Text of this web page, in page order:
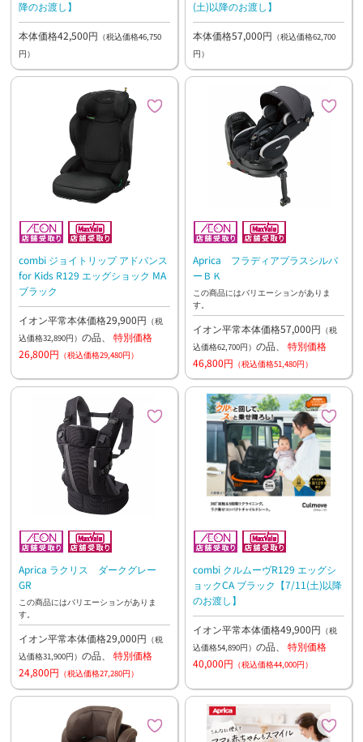
降のお渡し】
本体価格42,500円 （税込価格46,750
円）
(土)以降のお渡し】
本体価格57,000円 （税込価格62,700
円）
combi ジョイトリップ アドバンス
for Kids R129 エッグショック MA
ブラック
イオン平常本体価格29,900円 （税
込価格32,890円） の品、 特別価格
26,800円 （税込価格29,480円）
Aprica フラディアプラスシルバ
ーＢＫ
この商品にはバリエーションがありま
す。
イオン平常本体価格57,000円 （税
込価格62,700円） の品、 特別価格
46,800円 （税込価格51,480円）
Aprica ラクリス ダークグレー
GR
この商品にはバリエーションがありま
す。
イオン平常本体価格29,000円 （税
込価格31,900円） の品、 特別価格
24,800円 （税込価格27,280円）
combi クルムーヴR129 エッグシ
ョックCA ブラック【7/11(土)以降
のお渡し】
イオン平常本体価格49,900円 （税
込価格54,890円） の品、 特別価格
40,000円 （税込価格44,000円）